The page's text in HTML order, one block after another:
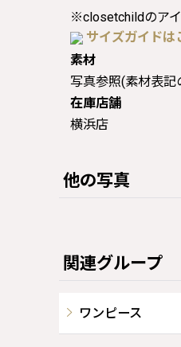
※closetchildのアイ
サイズガイドは
素材
写真参照(素材表
在庫店舗
横浜店
他の写真
関連グループ
ワンピース